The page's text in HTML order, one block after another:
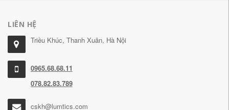
LIÊN HỆ
Triều Khúc, Thanh Xuân, Hà Nội
0965.68.68.11
078.82.83.789
cskh@lumtics.com